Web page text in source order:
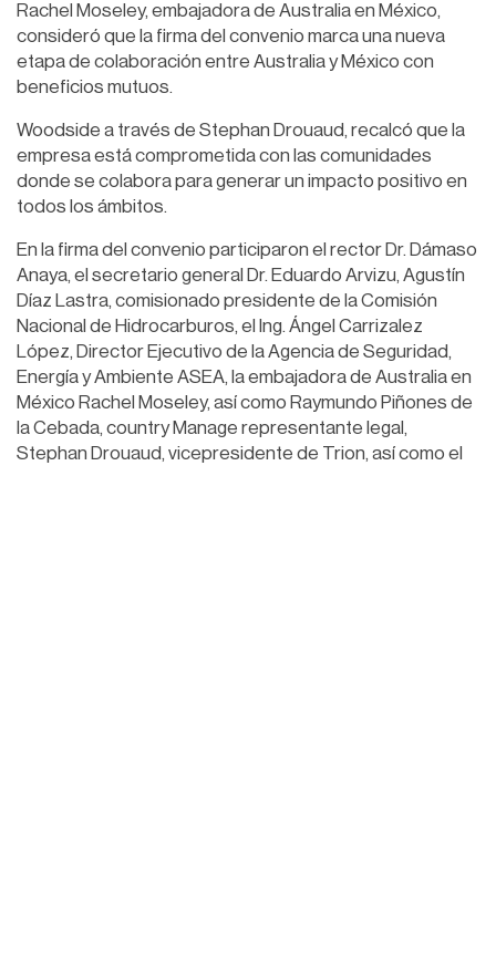
Rachel Moseley, embajadora de Australia en México,
consideró que la firma del convenio marca una nueva
etapa de colaboración entre Australia y México con
beneficios mutuos.
Woodside a través de Stephan Drouaud, recalcó que la
empresa está comprometida con las comunidades
donde se colabora para generar un impacto positivo en
todos los ámbitos.
En la firma del convenio participaron el rector Dr. Dámaso
Anaya, el secretario general Dr. Eduardo Arvizu, Agustín
Díaz Lastra, comisionado presidente de la Comisión
Nacional de Hidrocarburos, el Ing. Ángel Carrizalez
López, Director Ejecutivo de la Agencia de Seguridad,
Energía y Ambiente ASEA, la embajadora de Australia en
México Rachel Moseley, así como Raymundo Piñones de
la Cebada, country Manage representante legal,
Stephan Drouaud, vicepresidente de Trion, así como el